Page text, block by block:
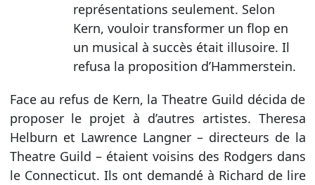
représentations seulement. Selon
Kern, vouloir transformer un flop en
un musical à succès était illusoire. Il
refusa la proposition d’Hammerstein.
Face au refus de Kern, la Theatre Guild décida de
proposer le projet à d’autres artistes. Theresa
Helburn et Lawrence Langner – directeurs de la
Theatre Guild – étaient voisins des Rodgers dans
le Connecticut. Ils ont demandé à Richard de lire